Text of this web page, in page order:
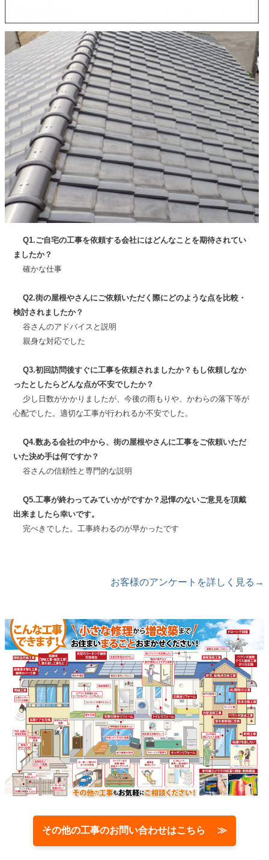
Q1.ご自宅の工事を依頼する会社にはどんなことを期待されてい
ましたか？
確かな仕事
Q2.街の屋根やさんにご依頼いただく際にどのような点を比較・
検討されましたか？
谷さんのアドバイスと説明
親身な対応でした
Q3.初回訪問後すぐに工事を依頼されましたか？もし依頼しなか
ったとしたらどんな点が不安でしたか？
少し日数がかかりましたが、今後の雨もりや、かわらの落下等が
心配でした。適切な工事が行われるか不安でした。
Q4.数ある会社の中から、街の屋根やさんに工事をご依頼いただ
いた決め手は何ですか？
谷さんの信頼性と専門的な説明
Q5.工事が終わってみていかがですか？忌憚のないご意見を頂戴
出来ましたら幸いです。
完ぺきでした。工事終わるのが早かったです
お客様のアンケートを詳しく見る→
その他の工事のお問い合わせはこちら ≫